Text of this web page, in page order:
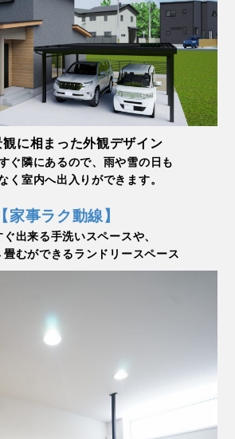
に相まった外観デザイン
ぐ隣にあるので、雨や雪の日も
く室内へ出入りができます。
【家事ラク動線】
ぐ出来る手洗いスペースや、
むができるランドリースペース